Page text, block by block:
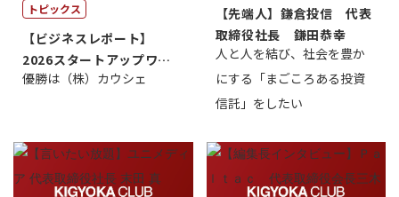
トピックス
【ビジネスレポート】
2026スタートアップワー
ルドカップ東京
優勝は（株）カウシェ
【先端人】鎌倉投信 代表
取締役社長 鎌田恭幸
人と人を結び、社会を豊か
にする「まごころある投資
信託」をしたい